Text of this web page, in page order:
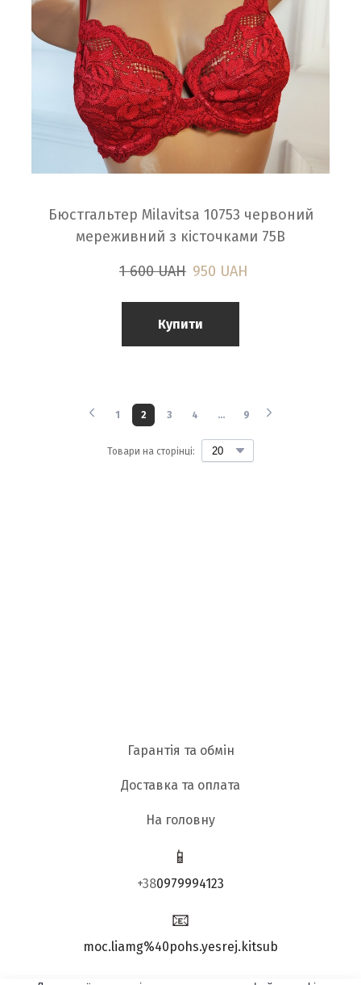
Бюстгальтер Milavitsa 10753 червоний
мереживний з кісточками 75B
1 600 UAH 950 UAH
Купити
Товари на сторінці:
1 2 3 4 ... 9
Гарантія та обмін
Доставка та оплата
На головну
📱
+380979994123
📧
moc.liamg%40pohs.yesrej.kitsub